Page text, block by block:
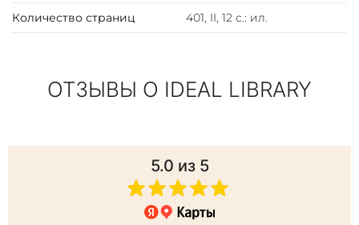
Количество страниц 401, II, 12 с.: ил.
ОТЗЫВЫ О IDEAL LIBRARY
5.0 из 5